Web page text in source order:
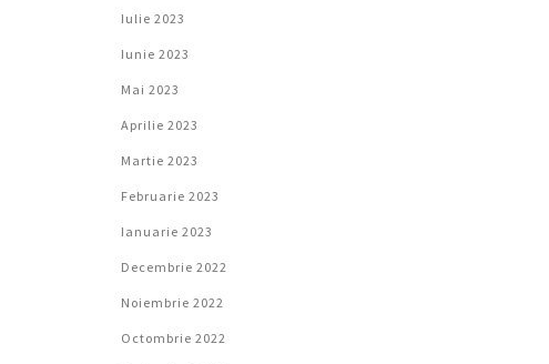
Iulie 2023
Iunie 2023
Mai 2023
Aprilie 2023
Martie 2023
Februarie 2023
Ianuarie 2023
Decembrie 2022
Noiembrie 2022
Octombrie 2022